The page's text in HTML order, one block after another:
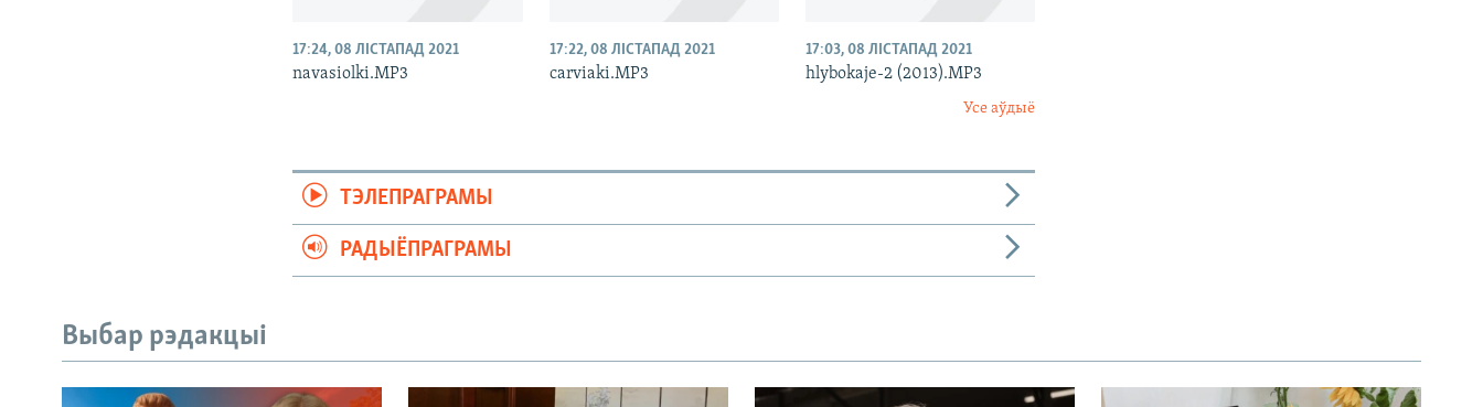
17:24, 08 ЛІСТАПАД 2021
navasiolki.MP3
17:22, 08 ЛІСТАПАД 2021
carviaki.MP3
17:03, 08 ЛІСТАПАД 2021
hlybokaje-2 (2013).MP3
Усе аўдыё
ТЭЛЕПРАГРАМЫ
РАДЫЁПРАГРАМЫ
Выбар рэдакцыі